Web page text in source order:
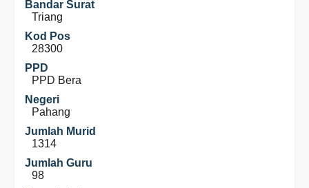
Bandar Surat
Triang
Kod Pos
28300
PPD
PPD Bera
Negeri
Pahang
Jumlah Murid
1314
Jumlah Guru
98